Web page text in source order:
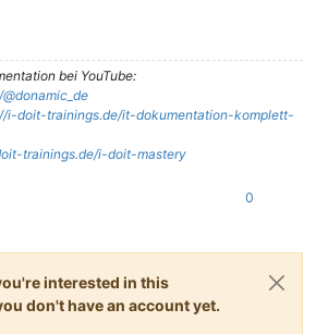
bei YouTube:
i-doit-trainings.de/it-dokumentation-komplett-
trainings.de/i-doit-mastery
0
interested in this
don't have an account yet.